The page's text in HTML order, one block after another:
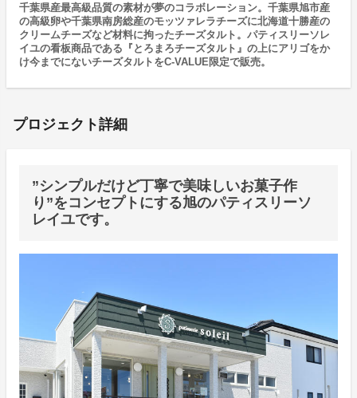
千葉県産最高級品質の素材が夢のコラボレーション。千葉県旭市産
の高級卵や千葉県南房総産のモッツァレラチーズに北海道十勝産の
クリームチーズなど材料に拘ったチーズタルト。パティスリーソレ
イユの看板商品である『とろまろチーズタルト』の上にアリゴをか
け今までにないチーズタルトをC-VALUE限定で販売。
プロジェクト詳細
”シンプルだけど丁寧で美味しいお菓子作
り”をコンセプトにする旭のパティスリーソ
レイユです。